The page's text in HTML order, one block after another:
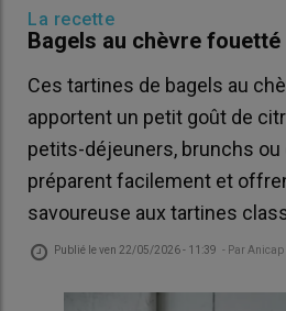
La recette
Bagels au chèvre fouetté
Ces tartines de bagels au
apportent un petit goût de
petits-déjeuners, brunchs ou
préparent facilement et
savoureuse aux tartines
Publié leven 22/05/2026 - 11:39 - Par Anicap